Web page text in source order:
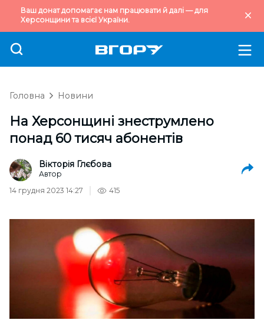
Ваш донат допомагає нам працювати й далі — для
Херсонщини та всієї України.
Головна Новини
На Херсонщині знеструмлено
понад 60 тисяч абонентів
Вікторія Глєбова
Автор
14 грудня 2023 14:27
415